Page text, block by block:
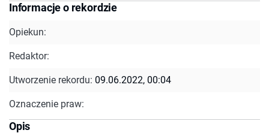
Informacje o rekordzie
Opiekun:
Redaktor:
Utworzenie rekordu: 09.06.2022, 00:04
Oznaczenie praw:
Opis